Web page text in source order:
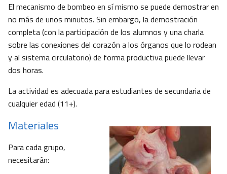
El mecanismo de bombeo en sí mismo se puede demostrar en
no más de unos minutos. Sin embargo, la demostración
completa (con la participación de los alumnos y una charla
sobre las conexiones del corazón a los órganos que lo rodean
y al sistema circulatorio) de forma productiva puede llevar
dos horas.
La actividad es adecuada para estudiantes de secundaria de
cualquier edad (11+).
Materiales
Para cada grupo,
necesitarán: